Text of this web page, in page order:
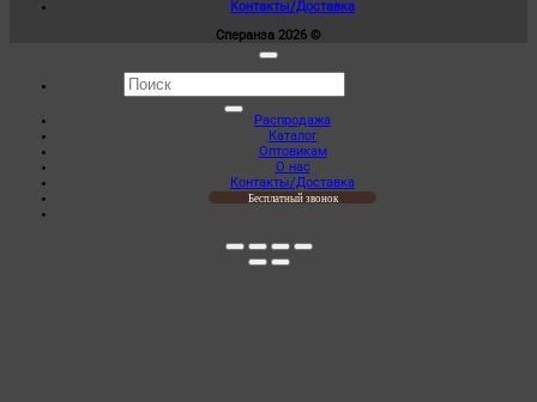
Контакты/Доставка
Сперанза 2026 ©
Искать:
Распродажа
Каталог
Оптовикам
О нас
Контакты/Доставка
Бесплатный звонок